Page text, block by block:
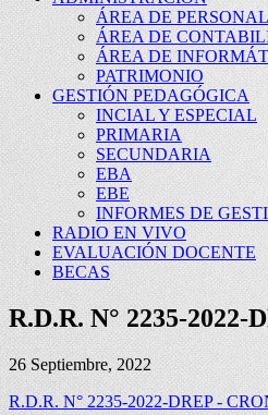
ÁREA DE PERSONAL
ÁREA DE
ÁREA DE
PATRIMONIO
GESTIÓN PEDAGÓGICA
INCIAL Y ESPECIAL
PRIMARIA
SECUNDARIA
EBA
EBE
INFORMES DE
RADIO EN VIVO
EVALUACIÓN DOCENTE
BECAS
R.D.R. N° 2235-
26 Septiembre, 2022
R.D.R. N° 2235-2022-DREP -